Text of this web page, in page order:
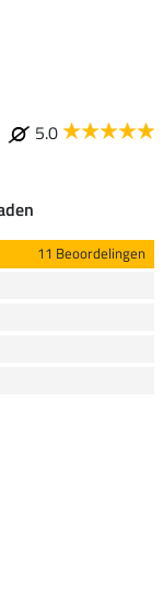
5.0
11 Beoordelingen